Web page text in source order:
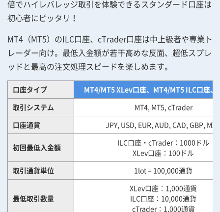
倍でハイレバレッジ取引を体験できるスタンダード口座は
初心者にピッタリ！
MT4（MT5）のILC口座、cTrader口座は中上級者や専業ト
レーダー向け。最低入金額が若干高めな反面、超低スプレ
ッドと最高の注文処理スピードを楽しめます。
口座タイプ
MT4/MT5 XLev口座、MT4/MT5 ILC口座
取引システム
MT4, MT5, cTrader
口座通貨
JPY, USD, EUR, AUD, CAD, GBP,
初回最低入金額
ILC口座・cTrader：1000ドル
XLev口座：100ドル
取引通貨単位
1lot = 100,000通貨
最低取引数量
XLev口座：1,000通貨
ILC口座：10,000通貨
cTrader：1,000通貨